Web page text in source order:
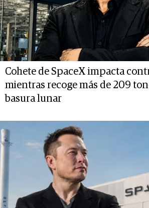
Cohete de SpaceX impacta
mientras recoge más de 209
basura lunar